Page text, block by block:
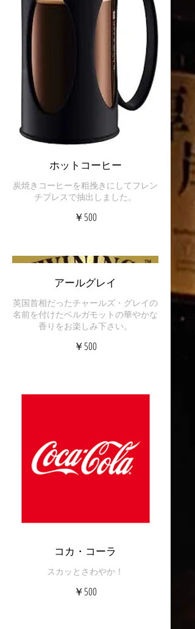
ホットコーヒー
炭焼きコーヒーを粗挽きにしてフレン
チプレスで抽出しました。
￥500
アールグレイ
英国首相だったチャールズ・グレイの
名前を付けたベルガモットの華やかな
香りをお楽しみ下さい。
￥500
コカ・コーラ
スカッとさわやか！
￥500